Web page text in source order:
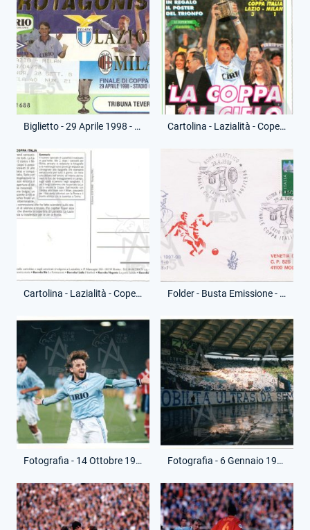
Biglietto - 29 Aprile 1998 - Finale Ritorno - Lazio-Milan Cartolina - Lazialità - Copertina Vittoria Coppa Italia - Riproduzione Moderna - (Fronte)
Cartolina - Lazialità - Copertina Vittoria Coppa Italia - Riproduzione Moderna - (Retro) Folder - Busta Emissione - Finali
Fotografia - 14 Ottobre 1997 - Coppa Italia - Lazio-Napoli Fotografia - 6 Gennaio 1998 - Coppa Italia - Lazio-Roma